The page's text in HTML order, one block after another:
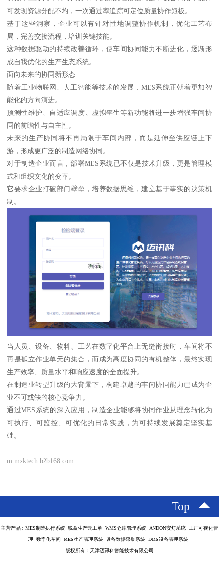
可发现资源分配不均，一次通过率追踪可定位质量协作短板。
基于这些洞察，企业可以有针对性地调整协作机制，优化工艺布
局，完善交接流程，培训关键技能。
这种数据驱动的持续改善循环，使车间协同能力不断进化，逐渐形
成自我优化的生产生态系统。
面向未来的协同新形态
随着工业物联网、人工智能等技术的发展，MES系统正朝着更加智
能化的方向演进。
预测性维护、自适应调度、虚拟孪生等新功能将进一步增强车间协
同的前瞻性与自主性。
未来的生产协同将不再局限于车间内部，而是延伸至供应链上下
游，形成更广泛的制造网络协同。
对于制造企业而言，部署MES系统已不仅是技术升级，更是管理模
式和组织文化的变革。
它要求企业打破部门壁垒，培养数据思维，建立基于事实的决策机
制。
当人员、设备、物料、工艺在数字化平台上无缝衔接时，车间将不
再是孤立作业单元的集合，而成为高度协同的有机整体，最终实现
生产效率、质量水平和响应速度的全面提升。
在制造业转型升级的大背景下，构建卓越的车间协同能力已成为企
业不可或缺的核心竞争力。
通过MES系统的深入应用，制造企业能够将协同作业从理念转化为
可执行、可监控、可优化的日常实践，为可持续发展奠定坚实基
础。
m.mxktech.b2b168.com
Top
主营产品：MES制造执行系统 锐益生产云工单 WMS仓库管理系统 ANDON安灯系统 工厂可视化管
理 数字化车间 MES生产管理系统 设备数据采集系统 DMS设备管理系统
版权所有：天津迈讯科智能技术有限公司